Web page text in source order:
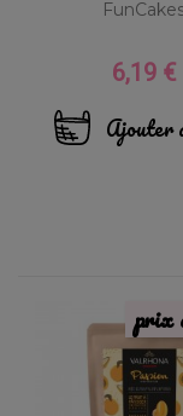
Prix
6,19 €
Ajouter
prix